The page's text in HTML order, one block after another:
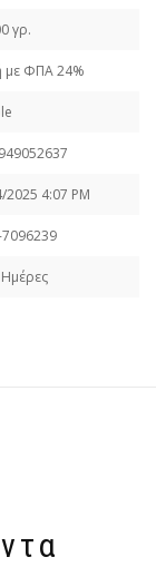
γρ.
με ΦΠΑ 24%
2025 4:07 PM
7096239